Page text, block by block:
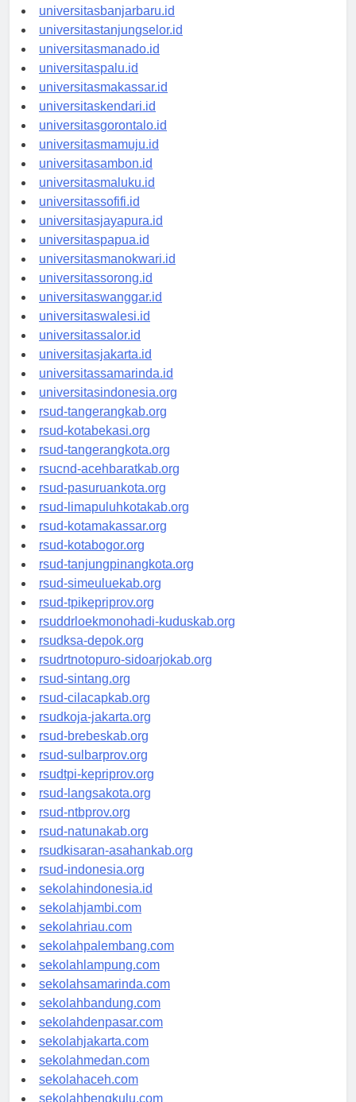
universitaspalangkaraya.id
universitasbanjarbaru.id
universitastanjungselor.id
universitasmanado.id
universitaspalu.id
universitasmakassar.id
universitaskendari.id
universitasgorontalo.id
universitasmamuju.id
universitasambon.id
universitasmaluku.id
universitassofifi.id
universitasjayapura.id
universitaspapua.id
universitasmanokwari.id
universitassorong.id
universitaswanggar.id
universitaswalesi.id
universitassalor.id
universitasjakarta.id
universitassamarinda.id
universitasindonesia.org
rsud-tangerangkab.org
rsud-kotabekasi.org
rsud-tangerangkota.org
rsucnd-acehbaratkab.org
rsud-pasuruankota.org
rsud-limapuluhkotakab.org
rsud-kotamakassar.org
rsud-kotabogor.org
rsud-tanjungpinangkota.org
rsud-simeuluekab.org
rsud-tpikepriprov.org
rsuddrloekmonohadi-kuduskab.org
rsudksa-depok.org
rsudrtnotopuro-sidoarjokab.org
rsud-sintang.org
rsud-cilacapkab.org
rsudkoja-jakarta.org
rsud-brebeskab.org
rsud-sulbarprov.org
rsudtpi-kepriprov.org
rsud-langsakota.org
rsud-ntbprov.org
rsud-natunakab.org
rsudkisaran-asahankab.org
rsud-indonesia.org
sekolahindonesia.id
sekolahjambi.com
sekolahriau.com
sekolahpalembang.com
sekolahlampung.com
sekolahsamarinda.com
sekolahbandung.com
sekolahdenpasar.com
sekolahjakarta.com
sekolahmedan.com
sekolahaceh.com